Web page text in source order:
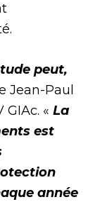
peut,
Jean-Paul
« La
est
année